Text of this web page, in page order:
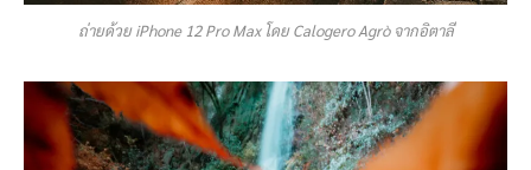
ถ่ายด้วย iPhone 12 Pro Max โดย Calogero Agrò จากอิตาลี